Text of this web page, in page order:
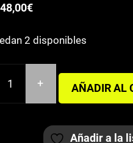
El
48,00€El
actual
48,00€.
2 disponibles
+ AÑADIR AL
Añadir a la